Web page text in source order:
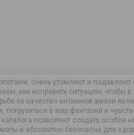
очень утомляют и подавляют
как исправить ситуацию, чтобы
за качество интимной жизни
погрузиться в мир фантазий и
позволяют создать особое
и абсолютно безопасна для